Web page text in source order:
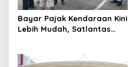
Bayar Pajak Kendaraan Kini
Lebih Mudah, Satlantas
Program Pemutihan